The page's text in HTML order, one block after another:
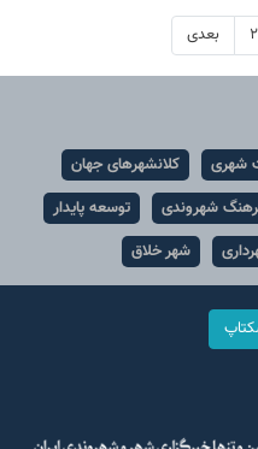
۲ بعدی
شهری
کلانشهرهای جهان
شهروندی
توسعه پایدار
شهر خلاق